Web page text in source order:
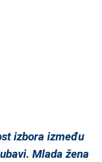
izbora između
Mlada žena